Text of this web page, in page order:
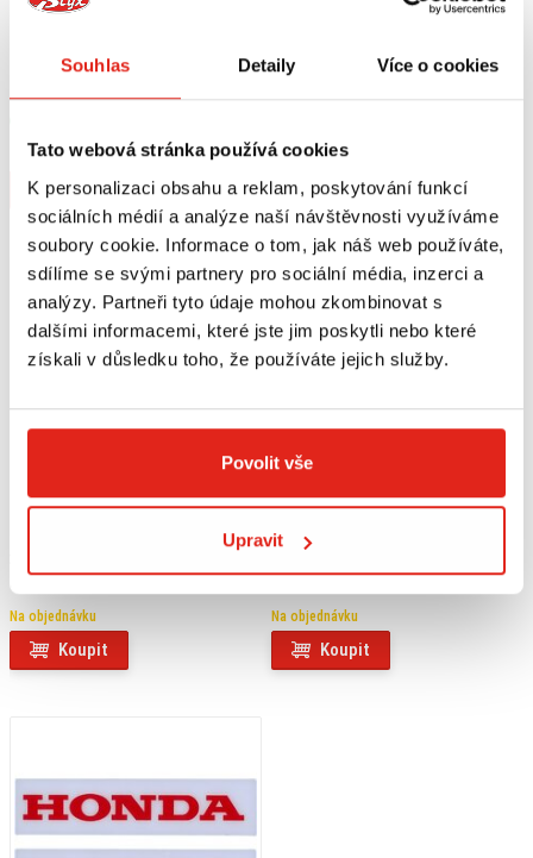
Souhlas Detaily Více o cookies
Tato webová stránka používá cookies
K personalizaci obsahu a reklam, poskytování funkcí
sociálních médií a analýze naší návštěvnosti využíváme
soubory cookie. Informace o tom, jak náš web používáte,
sdílíme se svými partnery pro sociální média, inzerci a
analýzy. Partneři tyto údaje mohou zkombinovat s
dalšími informacemi, které jste jim poskytli nebo které
získali v důsledku toho, že používáte jejich služby.
Povolit vše
Upravit
HEALTECH MODUL BRZDOVÉHO
V 5 prodejnách
Koupit
INTERPHONE PŘÍDAVNÁ LED
V 3 prodejnách
Koupit
Na objednávku
Koupit
Na objednávku
Koupit